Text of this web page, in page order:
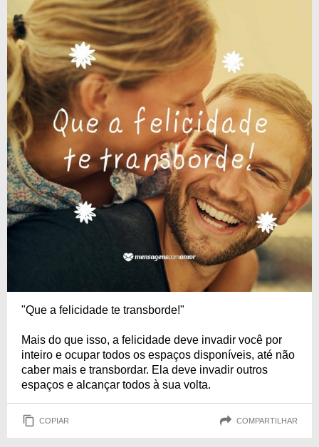
"Que a felicidade te transborde!"
Mais do que isso, a felicidade deve invadir você por
inteiro e ocupar todos os espaços disponíveis, até não
caber mais e transbordar. Ela deve invadir outros
espaços e alcançar todos à sua volta.
COPIAR COMPARTILHAR